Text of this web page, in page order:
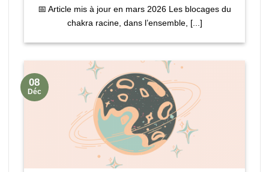
📅 Article mis à jour en mars 2026 Les blocages du
chakra racine, dans l’ensemble, [...]
08
Déc